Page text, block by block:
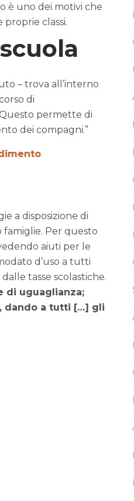
è uno dei motivi che
classi.
– trova all’interno
di
permette di
dei compagni.”
a disposizione di
Per questo
aiuti per le
d’uso a tutti
tasse scolastiche.
di uguaglianza;
dando a tutti […] gli